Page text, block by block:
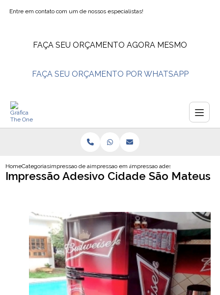
Entre em contato com um de nossos especialistas!
FAÇA SEU ORÇAMENTO AGORA MESMO
FAÇA SEU ORÇAMENTO POR WHATSAPP
HomeCategoriasimpressao de adesivosimpressao em adesivo lembrancinha
impressao adesivo cidade sao
Impressão Adesivo Cidade São Mateus